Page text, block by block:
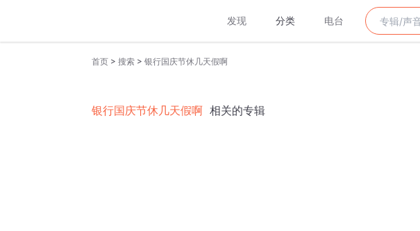
发现 分类 电台
首页 > 搜索 > 银行国庆节休几天假啊
银行国庆节休几天假啊 相关的专辑